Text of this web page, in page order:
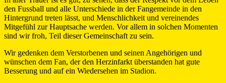
den Fussball und alle Unterschiede in der Fangemeinde in den
Hintergrund treten lässt, und Menschlichkeit und vereinendes
Mitgefühl zur Hauptsache werden. Vor allem in solchen Momenten
sind wir froh, Teil dieser Gemeinschaft zu sein.
Wir gedenken dem Verstorbenen und seinen Angehörigen und
wünschen dem Fan, der den Herzinfarkt überstanden hat gute
Besserung und auf ein Wiedersehen im Stadion.